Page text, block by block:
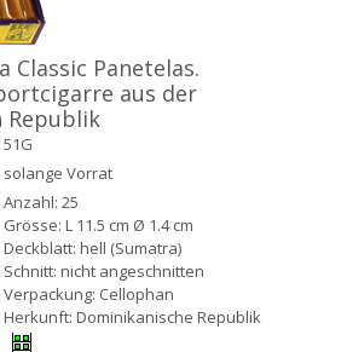
Classic Panetelas.
aus der
Republik
51G
solange Vorrat
Anzahl: 25
Grösse: L 11.5 cm Ø 1.4 cm
Deckblatt: hell (Sumatra)
Schnitt: nicht angeschnitten
Verpackung: Cellophan
Herkunft: Dominikanische Republik